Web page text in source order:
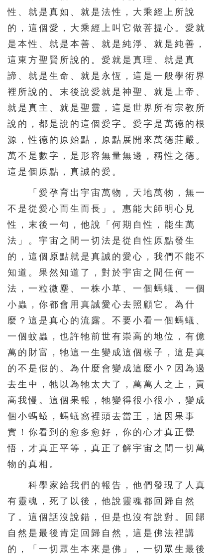
性、就是真如、就是法性，大乘經上所說
的，這個愛，大乘經上叫它做菩提心。愛就
是本性、就是本善、就是純淨、就是純善，
這東方聖賢所說的。愛就是真理、就是真
諦、就是生命、就是永恆，這是一般學術界
裡所說的。末後說愛就是神聖、就是上帝、
就是真主、就是聖靈，這是世界所有宗教所
說的，都是說的這個愛字。愛字是萬德的根
源，性德的原始點，原點展開來萬德莊嚴。
萬不是數字，是形容無量無邊，稱性之德。
這是個原點，真誠的愛。
「愛孕育出宇宙萬物，天地萬物，無一
不是從愛心而生而長」。惠能大師明心見
性，末後一句，他說「何期自性，能生萬
法」。宇宙之間一切法是從自性原點發生
的，這個原點就是真誠的愛心，我們不能不
知道。果然知道了，對於宇宙之間任何一
法，一粒微塵、一株小草、一個螞蟻、一個
小蟲，你都會用真誠愛心去照顧它。為什
麼？這是真心的流露。不要小看一個螞蟻、
一個蚊蟲，也許牠前世有崇高的地位，有億
萬的財富，牠這一生變成這個樣子，這是真
的不是假的。為什麼會變成這麼小？因為過
去生中，牠以為牠太大了，萬萬人之上，貢
高我慢。這個果報，牠變得很小很小，變成
個小螞蟻，螞蟻窩裡頭去當王，這因果事
實！你看到的愈多愈好，你的心才真正覺
悟，才真正平等，真正了解宇宙之間一切萬
物的真相。
科學家給我們的報告，他們發現了人真
有靈魂，死了以後，他說靈魂都回歸自然
了。這個話沒說錯，但是也沒有說對。回歸
自然是最後肯定回歸自然，這是佛法裡講
的，「一切眾生本來是佛」，一切眾生最後